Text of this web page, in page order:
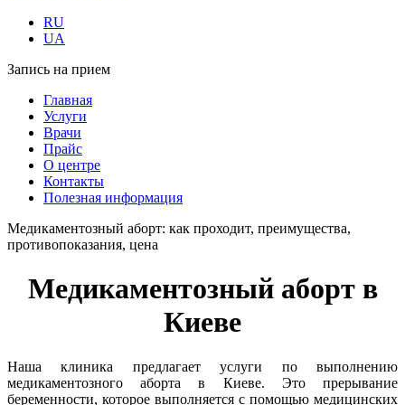
RU
UA
Запись на прием
Главная
Услуги
Врачи
Прайс
О центре
Контакты
Полезная информация
Медикаментозный аборт: как проходит, преимущества,
противопоказания, цена
Медикаментозный аборт в
Киеве
Наша клиника предлагает услуги по выполнению
медикаментозного аборта в Киеве. Это прерывание
беременности, которое выполняется с помощью медицинских